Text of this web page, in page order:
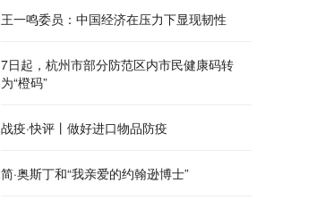
王一鸣委员：中国经济在压力下显现韧性
7日起，杭州市部分防范区内市民健康码转
为“橙码”
战疫·快评丨做好进口物品防疫
简·奥斯丁和“我亲爱的约翰逊博士”